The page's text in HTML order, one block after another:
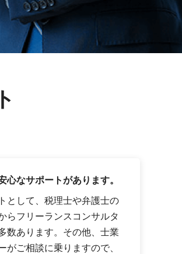
なサポートがあります。
として、税理士や弁護士の
らフリーランスコンサルタ
数あります。その他、士業
ご相談に乗りますので、